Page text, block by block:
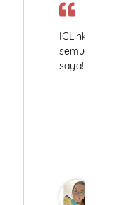
IGLinks.io
semua
saya!